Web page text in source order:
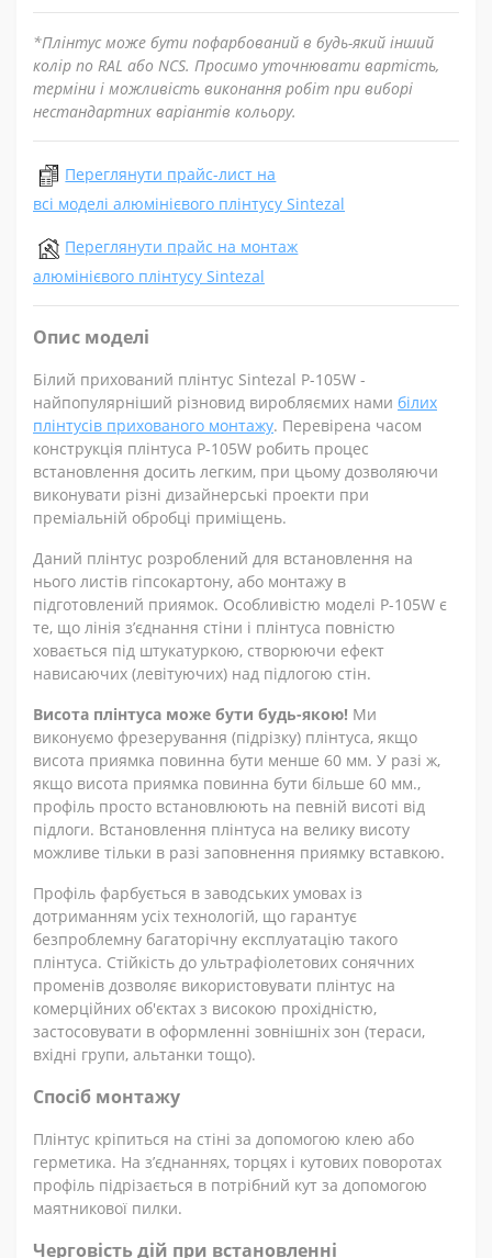
*Плінтус може бути пофарбований в будь-який інший
колір по RAL або NCS. Просимо уточнювати вартість,
терміни і можливість виконання робіт при виборі
нестандартних варіантів кольору.
Переглянути прайс-лист на
всі моделі алюмінієвого плінтусу Sintezal
Переглянути прайс на монтаж
алюмінієвого плінтусу Sintezal
Опис моделі
Білий прихований плінтус Sintezal P-105W -
найпопулярніший різновид виробляємих нами білих
плінтусів прихованого монтажу. Перевірена часом
конструкція плінтуса P-105W робить процес
встановлення досить легким, при цьому дозволяючи
виконувати різні дизайнерські проекти при
преміальній обробці приміщень.
Даний плінтус розроблений для встановлення на
нього листів гіпсокартону, або монтажу в
підготовлений приямок. Особливістю моделі P-105W є
те, що лінія з’єднання стіни і плінтуса повністю
ховається під штукатуркою, створюючи ефект
нависаючих (левітуючих) над підлогою стін.
Висота плінтуса може бути будь-якою! Ми
виконуємо фрезерування (підрізку) плінтуса, якщо
висота приямка повинна бути менше 60 мм. У разі ж,
якщо висота приямка повинна бути більше 60 мм.,
профіль просто встановлюють на певній висоті від
підлоги. Встановлення плінтуса на велику висоту
можливе тільки в разі заповнення приямку вставкою.
Профіль фарбується в заводських умовах із
дотриманням усіх технологій, що гарантує
безпроблемну багаторічну експлуатацію такого
плінтуса. Стійкість до ультрафіолетових сонячних
променів дозволяє використовувати плінтус на
комерційних об'єктах з високою прохідністю,
застосовувати в оформленні зовнішніх зон (тераси,
вхідні групи, альтанки тощо).
Спосіб монтажу
Плінтус кріпиться на стіні за допомогою клею або
герметика. На з’єднаннях, торцях і кутових поворотах
профіль підрізається в потрібний кут за допомогою
маятникової пилки.
Черговість дій при встановленні